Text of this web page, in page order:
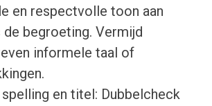
en respectvolle toon aan
de begroeting. Vermijd
informele taal of
en titel: Dubbelcheck